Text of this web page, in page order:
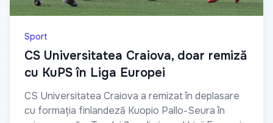
Sport
CS Universitatea Craiova, doar remiză
cu KuPS în Liga Europei
CS Universitatea Craiova a remizat în deplasare
cu formația finlandeză Kuopio Pallo-Seura în